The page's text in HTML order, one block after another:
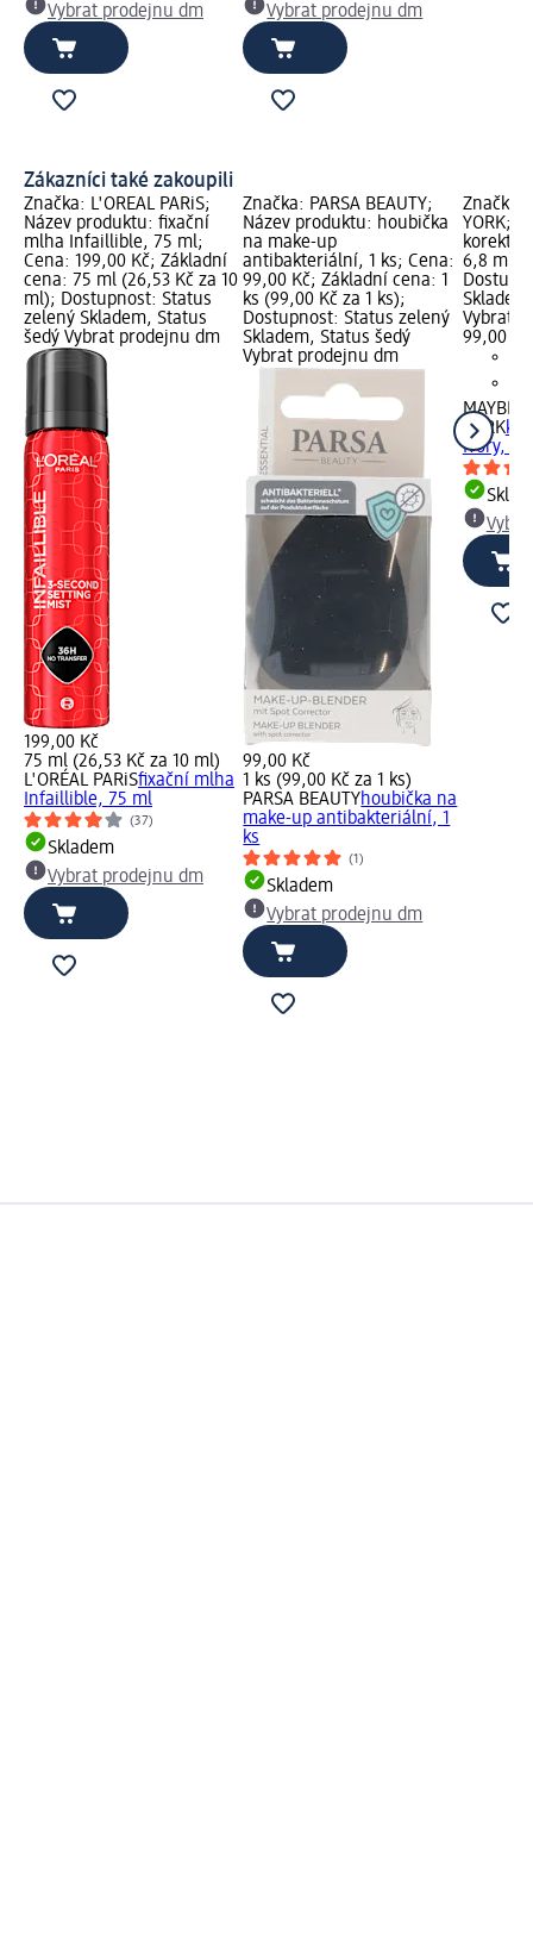
Vybrat prodejnu dm
Vybrat prodejnu dm
Zákazníci také zakoupili
Značka: L'ORÉAL PARiS;
Název produktu: fixační
mlha Infaillible, 75 ml;
Cena: 199,00 Kč; Základní
cena: 75 ml (26,53 Kč za 10
ml); Dostupnost: Status
zelený Skladem, Status
šedý Vybrat prodejnu dm
199,00 Kč
75 ml (26,53 Kč za 10 ml)
L'ORÉAL PARiSfixační mlha
Infaillible, 75 ml
(37)
Skladem
Vybrat prodejnu dm
Značka: PARSA BEAUTY;
Název produktu: houbička
na make-up
antibakteriální, 1 ks; Cena:
99,00 Kč; Základní cena: 1
ks (99,00 Kč za 1 ks);
Dostupnost: Status zelený
Skladem, Status šedý
Vybrat prodejnu dm
99,00 Kč
1 ks (99,00 Kč za 1 ks)
PARSA BEAUTYhoubička na
make-up antibakteriální, 1
ks
(1)
Skladem
Vybrat prodejnu dm
Značka:
YORK;
korektor
6,8 ml;
Vybrat
99,00 Kč
YORK
Ivory,